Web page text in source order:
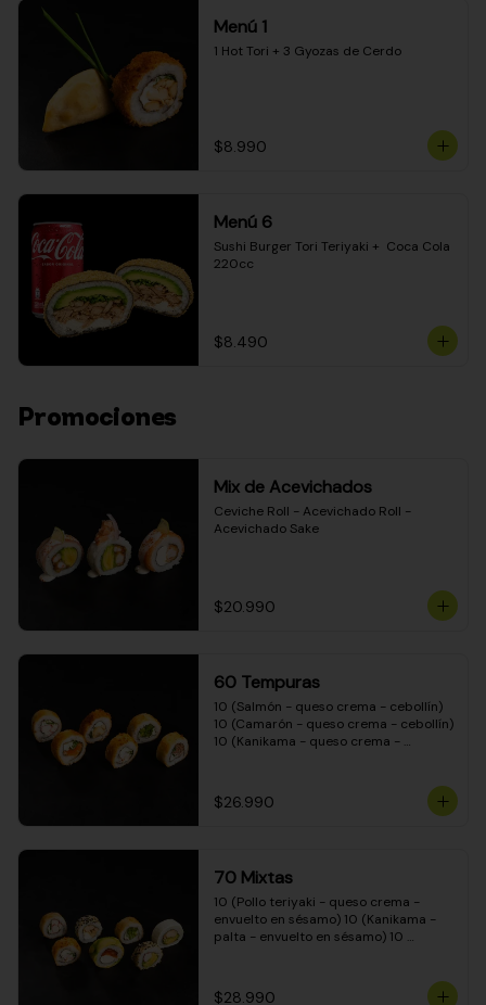
Menú 1
1 Hot Tori + 3 Gyozas de Cerdo
$8.990
Menú 6
Sushi Burger Tori Teriyaki +  Coca Cola
220cc
$8.490
Promociones
Mix de Acevichados
Ceviche Roll - Acevichado Roll -
Acevichado Sake
$20.990
60 Tempuras
10 (Salmón - queso crema - cebollín)
10 (Camarón - queso crema - cebollín)
10 (Kanikama - queso crema -
crema - cebollín) 10 (Carne - queso
crema - cebollín)
$26.990
70 Mixtas
10 (Pollo teriyaki - queso crema -
envuelto en sésamo) 10 (Kanikama -
palta - envuelto en sésamo) 10
- envuelto en queso crema) 10
$28.990